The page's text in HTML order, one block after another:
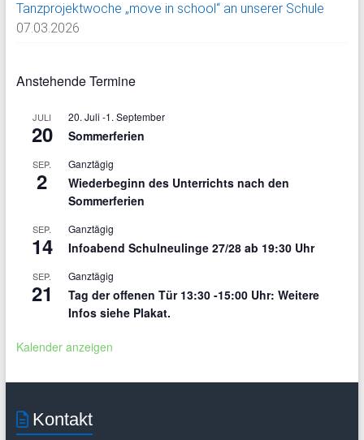
Tanzprojektwoche „move in school“ an unserer Schule
07.03.2026
Anstehende Termine
JULI
20
20. Juli -1. September
Sommerferien
SEP.
2
Ganztägig
Wiederbeginn des Unterrichts nach den
Sommerferien
SEP.
14
Ganztägig
Infoabend Schulneulinge 27/28 ab 19:30 Uhr
SEP.
21
Ganztägig
Tag der offenen Tür 13:30 -15:00 Uhr: Weitere
Infos siehe Plakat.
Kalender anzeigen
Kontakt